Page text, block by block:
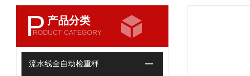
P 产品分类
RODUCT CATEGORY
流水线全自动检重秤